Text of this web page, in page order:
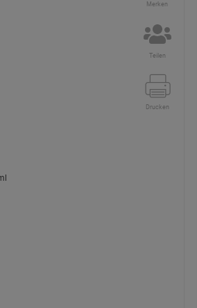
Merken
Teilen
Drucken